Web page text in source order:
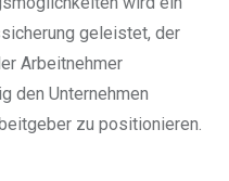
geleistet, der
Arbeitnehmer
den Unternehmen
zu positionieren.